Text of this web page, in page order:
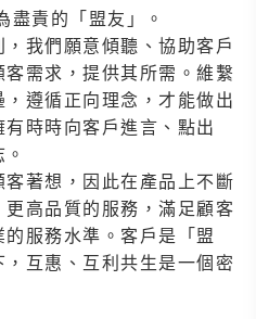
盡責的「盟友」。
我們願意傾聽、協助客戶
需求，提供其所需。維繫
遵循正向理念，才能做出
時時向客戶進言、點出
著想，因此在產品上不斷
高品質的服務，滿足顧客
服務水準。客戶是「盟
互惠、互利共生是一個密